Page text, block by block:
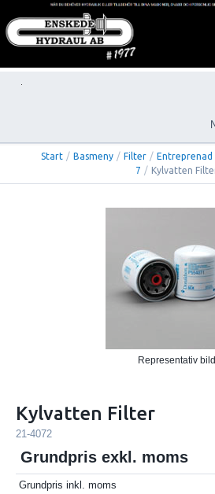
Start / Basmeny / Filter / Entreprenad
7 / Kylvatten
Representativ bild
Kylvatten Filter
21-4072
Grundpris exkl. moms
Grundpris inkl. moms